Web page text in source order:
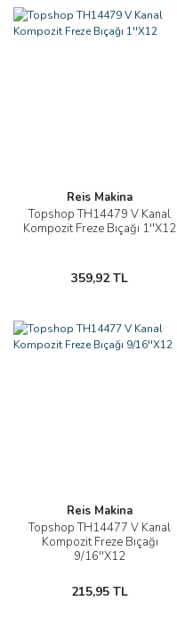
Reis Makina
Topshop TH14479 V Kanal
Kompozit Freze Bıçağı 1''X12
359,92 TL
Reis Makina
Topshop TH14477 V Kanal
Kompozit Freze Bıçağı
9/16''X12
215,95 TL